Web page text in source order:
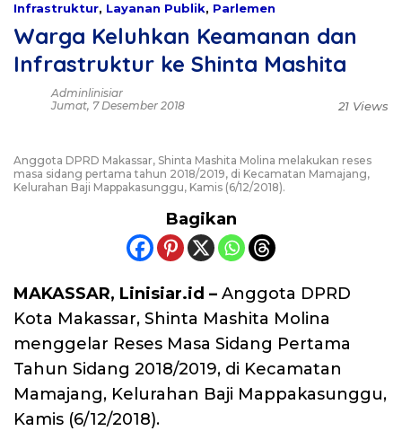
Infrastruktur, Layanan Publik, Parlemen
Warga Keluhkan Keamanan dan
Infrastruktur ke Shinta Mashita
Adminlinisiar
Jumat, 7 Desember 2018
21 Views
Anggota DPRD Makassar, Shinta Mashita Molina melakukan reses
masa sidang pertama tahun 2018/2019, di Kecamatan Mamajang,
Kelurahan Baji Mappakasunggu, Kamis (6/12/2018).
Bagikan
MAKASSAR, Linisiar.id – Anggota DPRD
Kota Makassar, Shinta Mashita Molina
menggelar Reses Masa Sidang Pertama
Tahun Sidang 2018/2019, di Kecamatan
Mamajang, Kelurahan Baji Mappakasunggu,
Kamis (6/12/2018).